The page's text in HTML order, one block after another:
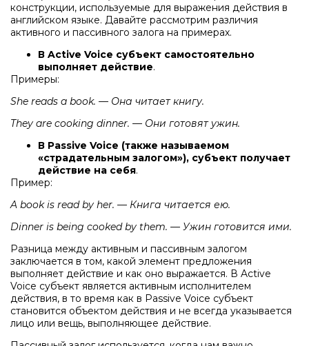
конструкции, используемые для выражения действия в
английском языке. Давайте рассмотрим различия
активного и пассивного залога на примерах.
В Active Voice субъект самостоятельно
выполняет действие.
Примеры:
She reads a book. — Она читает книгу.
They are cooking dinner. — Они готовят ужин.
В Passive Voice (также называемом
«страдательным залогом»), субъект получает
действие на себя.
Пример:
A book is read by her. — Книга читается ею.
Dinner is being cooked by them. — Ужин готовится ими.
Разница между активным и пассивным залогом
заключается в том, какой элемент предложения
выполняет действие и как оно выражается. В Active
Voice субъект является активным исполнителем
действия, в то время как в Passive Voice субъект
становится объектом действия и не всегда указывается
лицо или вещь, выполняющее действие.